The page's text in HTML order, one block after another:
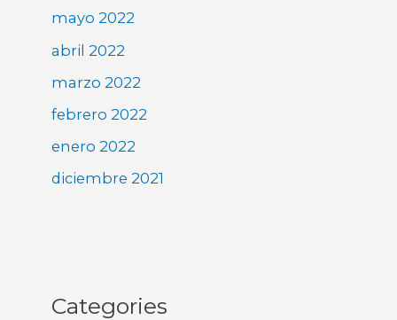
mayo 2022
abril 2022
marzo 2022
febrero 2022
enero 2022
diciembre 2021
Categories